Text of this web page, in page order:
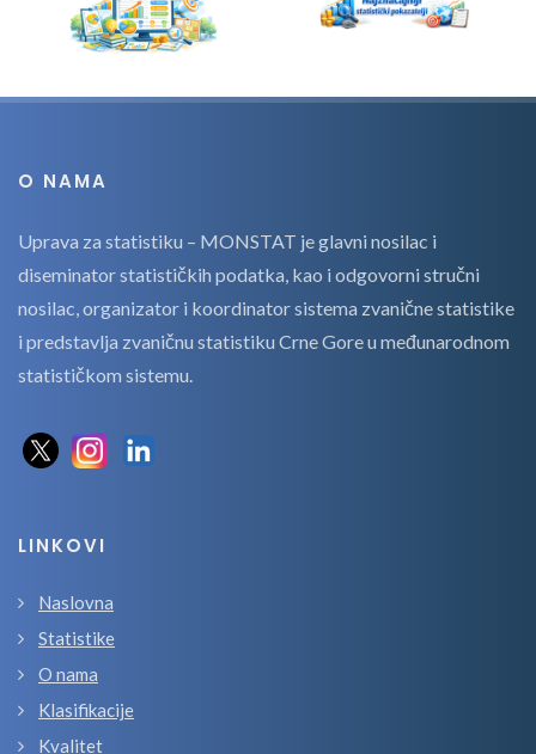
O NAMA
Uprava za statistiku – MONSTAT je glavni nosilac i
diseminator statističkih podatka, kao i odgovorni stručni
nosilac, organizator i koordinator sistema zvanične statistike
i predstavlja zvaničnu statistiku Crne Gore u međunarodnom
statističkom sistemu.
LINKOVI
Naslovna
Statistike
O nama
Klasifikacije
Kvalitet